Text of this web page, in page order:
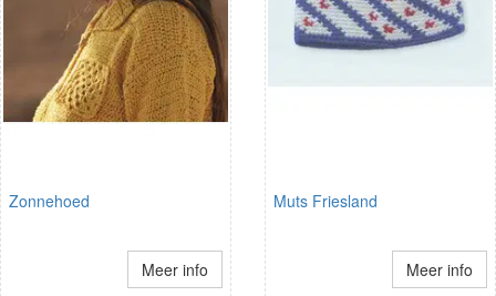
Zonnehoed
Meer info
Muts Friesland
Meer info